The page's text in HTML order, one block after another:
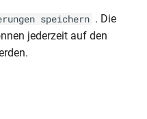
speichern . Die
jederzeit auf den